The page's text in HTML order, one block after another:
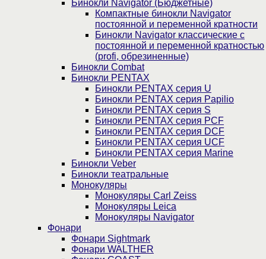
Бинокли Navigator (Бюджетные)
Компактные бинокли Navigator
постоянной и переменной кратности
Бинокли Navigator классические с
постоянной и переменной кратностью
(profi, обрезиненные)
Бинокли Combat
Бинокли PENTAX
Бинокли PENTAX серия U
Бинокли PENTAX серия Papilio
Бинокли PENTAX серия S
Бинокли PENTAX серия PCF
Бинокли PENTAX серия DCF
Бинокли PENTAX серия UCF
Бинокли PENTAX серия Marine
Бинокли Veber
Бинокли театральные
Монокуляры
Монокуляры Carl Zeiss
Монокуляры Leica
Монокуляры Navigator
Фонари
Фонари Sightmark
Фонари WALTHER